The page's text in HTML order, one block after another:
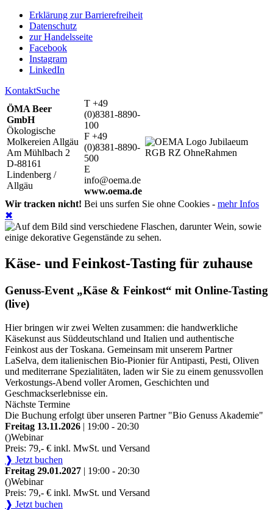
Erklärung zur Barrierefreiheit
Datenschutz
zur Handelsseite
Facebook
Instagram
LinkedIn
KontaktSuche
ÖMA Beer
GmbH
Ökologische
Molkereien Allgäu
Am Mühlbach 2
D-88161
Lindenberg /
Allgäu
T +49
(0)8381-8890-
100
F +49
(0)8381-8890-
500
E
info@oema.de
www.oema.de
Wir tracken nicht! Bei uns surfen Sie ohne Cookies - mehr Infos
✖
Käse- und Feinkost-Tasting für zuhause
Genuss-Event „Käse & Feinkost“ mit Online-Tasting
(live)
Hier bringen wir zwei Welten zusammen: die handwerkliche
Käsekunst aus Süddeutschland und Italien und authentische
Feinkost aus der Toskana. Gemeinsam mit unserem Partner
LaSelva, dem italienischen Bio-Pionier für Antipasti, Pesti, Oliven
und mediterrane Spezialitäten, laden wir Sie zu einem genussvollen
Verkostungs-Abend voller Aromen, Geschichten und
Geschmackserlebnisse ein.
Nächste Termine
Die Buchung erfolgt über unseren Partner "Bio Genuss Akademie"
Freitag 13.11.2026 | 19:00 - 20:30
()Webinar
Preis: 79,- € inkl. MwSt. und Versand
❱ Jetzt buchen
Freitag 29.01.2027 | 19:00 - 20:30
()Webinar
Preis: 79,- € inkl. MwSt. und Versand
❱ Jetzt buchen